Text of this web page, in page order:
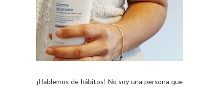
¡Hablemos de hábitos! No soy una persona que